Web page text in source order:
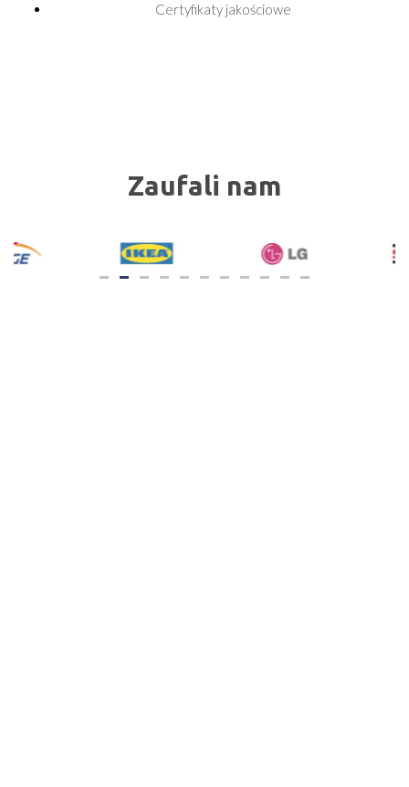
Certyfikaty jakościowe
Zaufali nam